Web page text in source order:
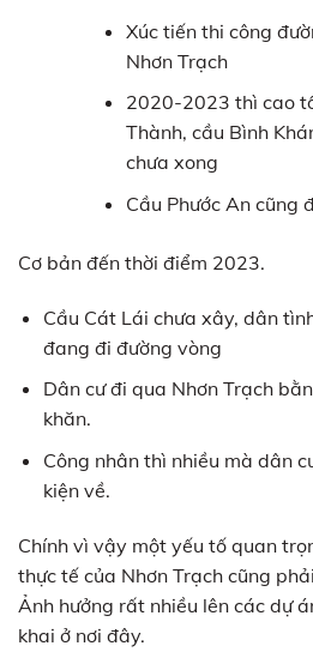
Xúc tiến thi công
Nhơn Trạch
2020-2023 thì cao
Thành, cầu Bình
chưa xong
Cầu Phước An cũng
Cơ bản đến thời điểm 2023.
Cầu Cát Lái chưa xây, dân
đang đi đường vòng
Dân cư đi qua Nhơn Trạch
khăn.
Công nhân thì nhiều mà dân
kiện về.
Chính vì vậy một yếu tố quan
thực tế của Nhơn Trạch cũng
Ảnh hưởng rất nhiều lên các dự
khai ở nơi đây.